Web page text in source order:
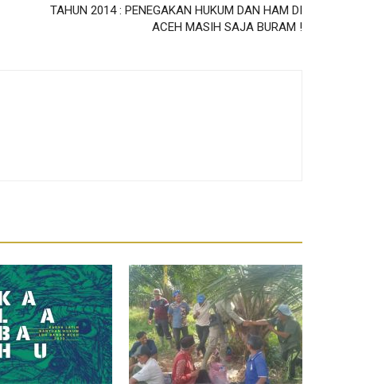
TAHUN 2014 : PENEGAKAN HUKUM DAN HAM DI
ACEH MASIH SAJA BURAM !